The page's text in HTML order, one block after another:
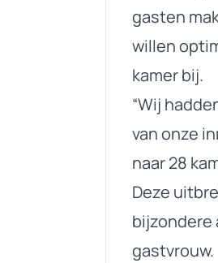
gasten
willen
kamer bij.
“Wij
van onze
naar 28
Deze
bijzondere
gastvrouw.